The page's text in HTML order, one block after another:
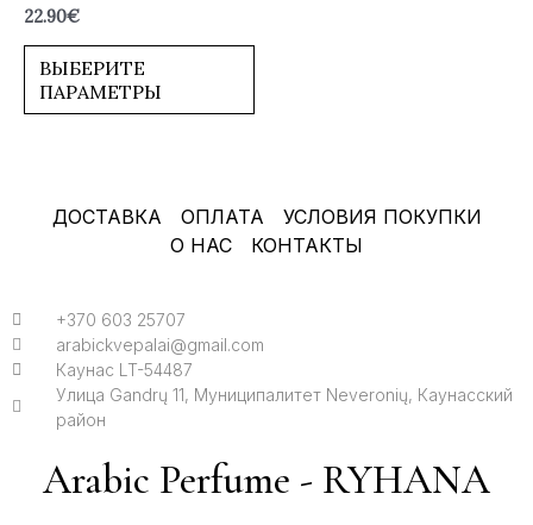
Оценка
0
из
22.90€
ВЫБЕРИТЕ
ПАРАМЕТРЫ
ДОСТАВКА ОПЛАТА
УСЛОВИЯ ПОКУПКИ
О НАС
КОНТАКТЫ
+370 603 25707
arabickvepalai@gmail.com
Каунас LT-54487
Улица Gandrų 11, Муниципалитет Neveronių, Каунасский
район
Arabic Perfume - RYHANA